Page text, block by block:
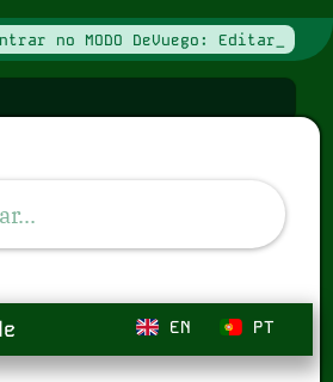
no MODO DeVuego: Editar_
PT
EN